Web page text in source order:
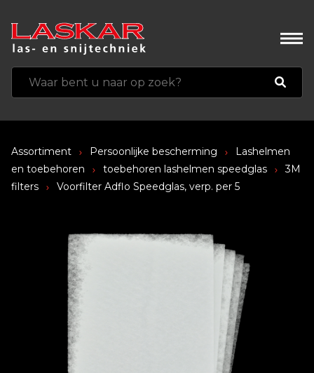
Assortiment Persoonlijke bescherming
Lashelmen
en toebehoren
toebehoren lashelmen speedglas
3M
filters
Voorfilter Adflo Speedglas, verp. per 5